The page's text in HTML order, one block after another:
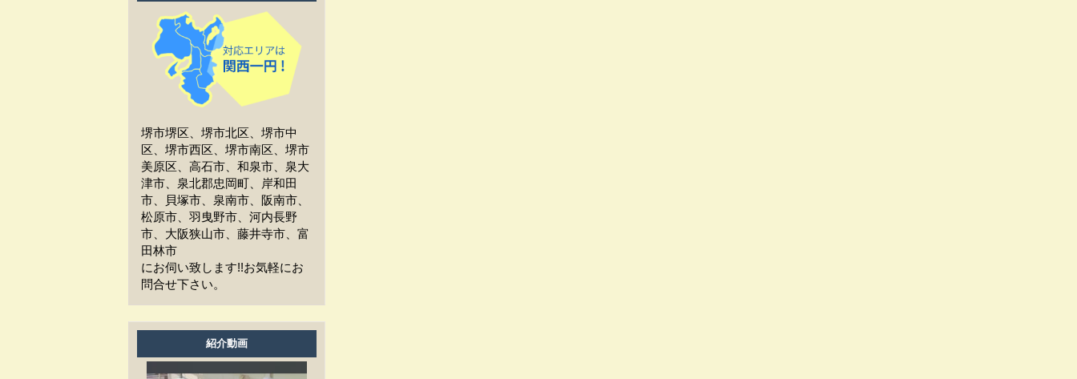
工事中、車はどうしたらい
いか？
工事中、気になる事や相談
などがある場合はどうすれば
よいですか？
工事中は留守をしても大丈
夫ですか？
施工後の保証はどうなって
いますか？
作業時間は何時から何時ま
でですか？
家の周囲に荷物を置いてま
すが、どこまで片付ければよ
いですか？
洗濯物は干せますか？
堺市堺区、堺市北区、堺市中
区、堺市西区、堺市南区、堺市
美原区、高石市、和泉市、泉大
津市、泉北郡忠岡町、岸和田
市、貝塚市、泉南市、阪南市、
松原市、羽曳野市、河内長野
市、大阪狭山市、藤井寺市、富
田林市
にお伺い致します!!お気軽にお
問合せ下さい。
紹介動画